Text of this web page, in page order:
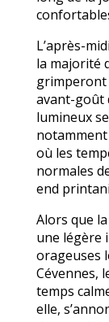
L’après-
la majorité
grimperont
avant-goût
lumineux
où les
normales
end
Alors que
une légère
orageuses
Cévennes,
temps
elle,